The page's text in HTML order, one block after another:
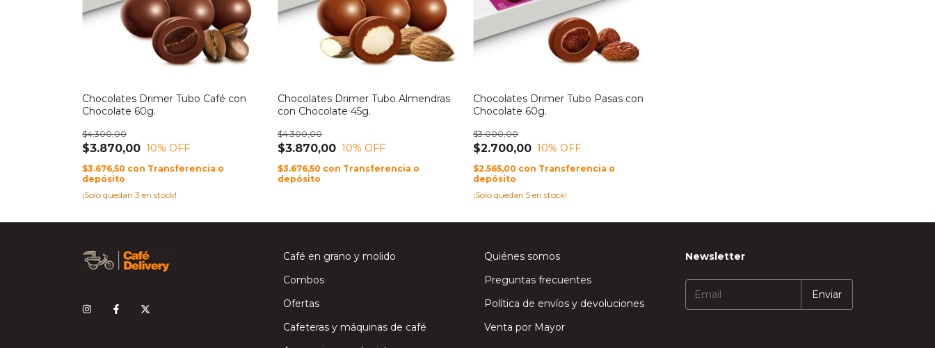
Chocolates Drimer Tubo Café con
Chocolate 60g.
$3.870,00
$4.300,00
10% OFF
$3.676,50 con Transferencia o
depósito
¡Solo quedan 3 en stock!
Chocolates Drimer Tubo Almendras
con Chocolate 45g.
$3.870,00
$4.300,00
10% OFF
$3.676,50 con Transferencia o
depósito
Chocolates Drimer Tubo Pasas con
Chocolate 60g.
$2.700,00
$3.000,00
10% OFF
$2.565,00 con Transferencia o
depósito
¡Solo quedan 5 en stock!
Café en grano y molido
Combos
Ofertas
Cafeteras y máquinas de café
Quiénes somos
Preguntas frecuentes
Política de envíos y devoluciones
Venta por Mayor
Newsletter